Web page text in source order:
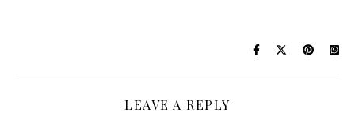
LEAVE A REPLY